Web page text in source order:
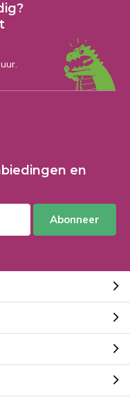
en
Abonneer